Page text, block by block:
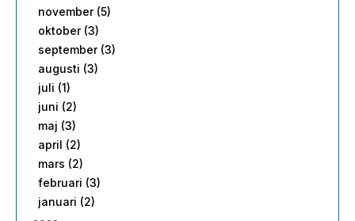
november (5)
oktober (3)
september (3)
augusti (3)
juli (1)
juni (2)
maj (3)
april (2)
mars (2)
februari (3)
januari (2)